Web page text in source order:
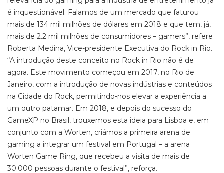
é inquestionável. Falamos de um mercado que faturou
mais de 134 mil milhões de dólares em 2018 e que tem, já,
mais de 2.2 mil milhões de consumidores – gamers”, refere
Roberta Medina, Vice-presidente Executiva do Rock in Rio.
“A introdução deste conceito no Rock in Rio não é de
agora. Este movimento começou em 2017, no Rio de
Janeiro, com a introdução de novas indústrias e conteúdos
na Cidade do Rock, permitindo-nos elevar a experiência a
um outro patamar. Em 2018, e depois do sucesso do
GameXP no Brasil, trouxemos esta ideia para Lisboa e, em
conjunto com a Worten, criámos a primeira arena de
gaming a integrar um festival em Portugal – a arena
Worten Game Ring, que recebeu a visita de mais de
30.000 pessoas durante o festival”, reforça.